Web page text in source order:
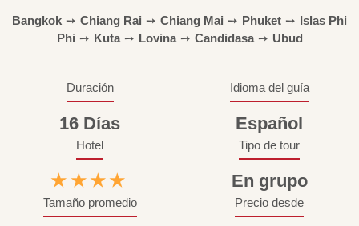
Bangkok ➙ Chiang Rai ➙ Chiang Mai ➙ Phuket ➙ Islas Phi
Phi ➙ Kuta ➙ Lovina ➙ Candidasa ➙ Ubud
Duración
16 Días
Idioma del guía
Español
Hotel
★★★★
Tipo de tour
En grupo
Tamaño promedio Precio desde